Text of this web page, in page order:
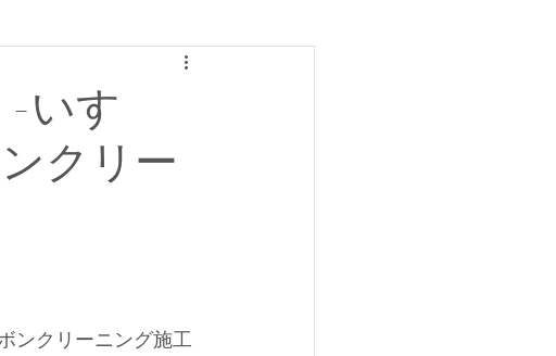
すゞ
クリー
ンクリーニング施工